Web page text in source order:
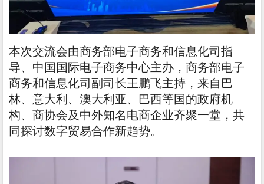
本次交流会由商务部电子商务和信息化司指
导、中国国际电子商务中心主办，商务部电子
商务和信息化司副司长王鹏飞主持，来自巴
林、意大利、澳大利亚、巴西等国的政府机
构、商协会及中外知名电商企业齐聚一堂，共
同探讨数字贸易合作新趋势。